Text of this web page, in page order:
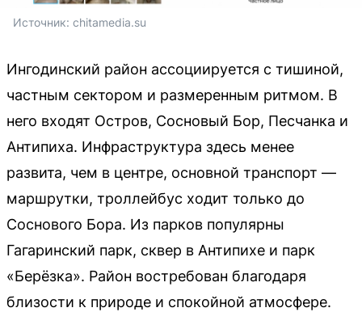
Источник: chitamedia.su
Ингодинский район ассоциируется с тишиной,
частным сектором и размеренным ритмом. В
него входят Остров, Сосновый Бор, Песчанка и
Антипиха. Инфраструктура здесь менее
развита, чем в центре, основной транспорт —
маршрутки, троллейбус ходит только до
Соснового Бора. Из парков популярны
Гагаринский парк, сквер в Антипихе и парк
«Берёзка». Район востребован благодаря
близости к природе и спокойной атмосфере.